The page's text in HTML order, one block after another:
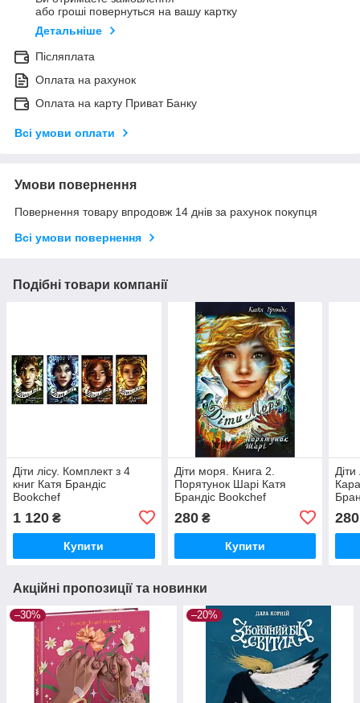
або гроші повернуться на вашу картку
Детальніше
Післяплата
Оплата на рахунок
Оплата на карту Приват Банку
Всі умови оплати
Умови повернення
Повернення товару впродовж 14 днів за рахунок покупця
Всі умови повернення
Подібні товари компанії
Діти лісу. Комплект з 4
книг Катя Брандіс
Bookchef
1 120 ₴
Купити
Діти моря. Книга 2.
Порятунок Шарі Катя
Брандіс Bookchef
280₴
Купити
280
Акційні пропозиції та новинки
–30% –20%